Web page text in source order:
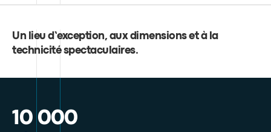
Un lieu d’exception, aux dimensions et à la
technicité spectaculaires.
10 000